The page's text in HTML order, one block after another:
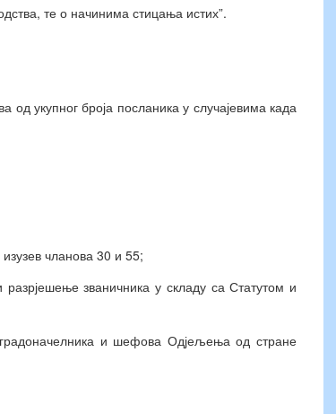
те о начинима стицања истих”.
од укупног броја посланика у случајевима када
чланова 30 и 55;
званичника у складу са Статутом и
и шефова Одјељења од стране